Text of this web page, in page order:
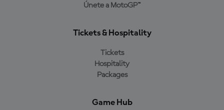
Únete a MotoGP™
Tickets & Hospitality
Tickets
Hospitality
Packages
Game Hub